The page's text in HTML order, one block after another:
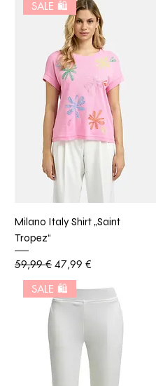
SALE 🛍️
Milano Italy Shirt „Saint
Tropez“
Standardpreis
59,99 € Sale-Preis
47,99 €
SALE 🛍️